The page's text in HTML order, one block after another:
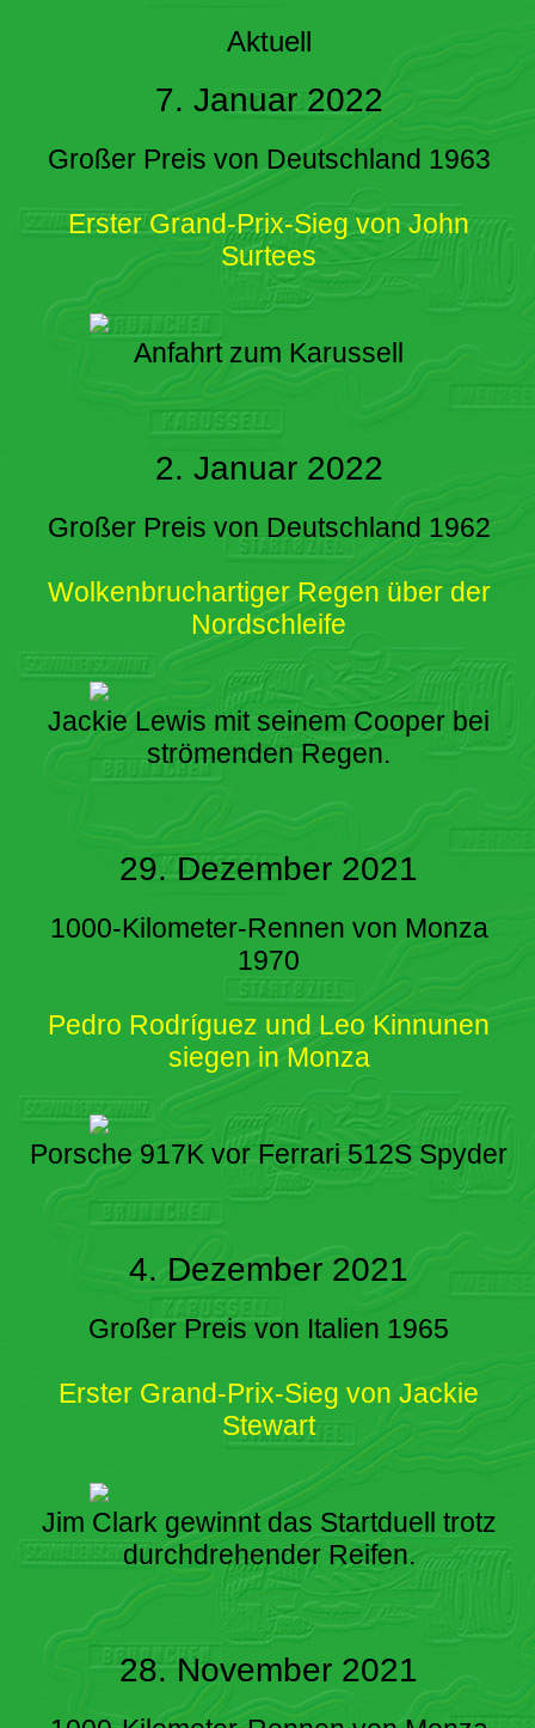
Aktuell
7. Januar 2022
Großer Preis von Deutschland 1963
Erster Grand-Prix-Sieg von John
Surtees
Anfahrt zum Karussell
2. Januar 2022
Großer Preis von Deutschland 1962
Wolkenbruchartiger Regen über der
Nordschleife
Jackie Lewis mit seinem Cooper bei
strömenden Regen.
29. Dezember 2021
1000-Kilometer-Rennen von Monza
1970
Pedro Rodríguez und Leo Kinnunen
siegen in Monza
Porsche 917K vor Ferrari 512S Spyder
4. Dezember 2021
Großer Preis von Italien 1965
Erster Grand-Prix-Sieg von Jackie
Stewart
Jim Clark gewinnt das Startduell trotz
durchdrehender Reifen.
28. November 2021